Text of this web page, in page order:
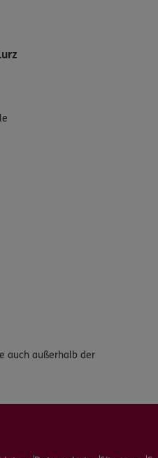
auch außerhalb der